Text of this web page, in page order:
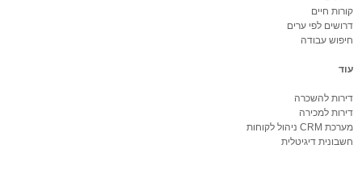
קורות חיים
דרושים לפי ערים
חיפוש עבודה
עוד
דירות להשכרה
דירות למכירה
מערכת CRM ניהול לקוחות
חשבונית דיגיטלית